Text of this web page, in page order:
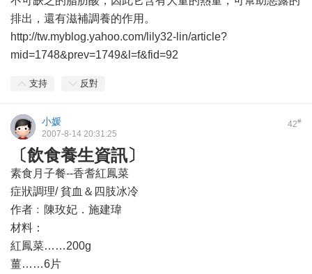
排出，還有滋補調養的作用。
http://tw.myblog.yahoo.com/lily32-lin/article?
mid=1748&prev=1749&l=f&fid=92
支持 反對
42#
小媛
2007-8-14 20:31:25
〔飲食養生資訊〕
素食月子餐--香耆紅鳳菜
症狀調理/ 貧血＆四肢冰冷
作者﹕陳玫妃．施建瑋
材料：
紅鳳菜……200g
薑……6片